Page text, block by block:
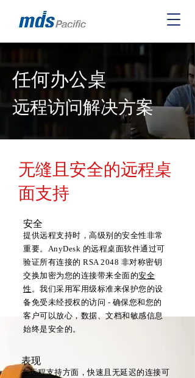
任何办公桌
远程访问解决方案
无缝且安全的远程桌
面支持
安全
提供远程支持时，高级别的安全性非常
重要。AnyDesk 的远程桌面软件通过可
验证所有连接的 RSA 2048 非对称密钥
交换加密为您的连接带来全面的安全
性 。我们采用军用级标准来保护您的设
备免受未经授权的访问 - 确保您和您的
客户可以放心，数据、文档和敏感信息
始终是安全的。
表现
在远程支持方面，快速且无延迟的连接可